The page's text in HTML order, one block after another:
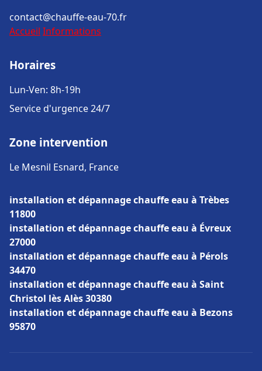
contact@chauffe-eau-70.fr
Accueil Informations
Horaires
Lun-Ven: 8h-19h
Service d'urgence 24/7
Zone intervention
Le Mesnil Esnard, France
installation et dépannage chauffe eau à Trèbes
11800
installation et dépannage chauffe eau à Évreux
27000
installation et dépannage chauffe eau à Pérols
34470
installation et dépannage chauffe eau à Saint
Christol lès Alès 30380
installation et dépannage chauffe eau à Bezons
95870